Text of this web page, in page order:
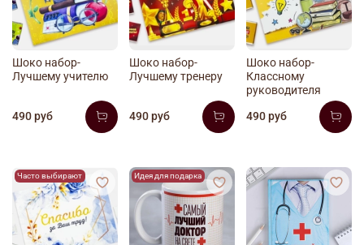
Шоко набор-
Лучшему учителю
490 руб
Шоко набор-
Лучшему тренеру
490 руб
Шоко набор-
Классному
руководителя
490 руб
Часто выбирают Идея для подарка